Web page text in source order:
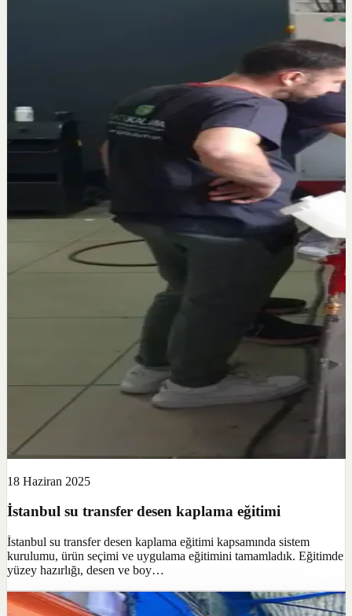
18 Haziran 2025
İstanbul su transfer desen kaplama eğitimi
İstanbul su transfer desen kaplama eğitimi kapsamında sistem
kurulumu, ürün seçimi ve uygulama eğitimini tamamladık. Eğitimde
yüzey hazırlığı, desen ve boy…